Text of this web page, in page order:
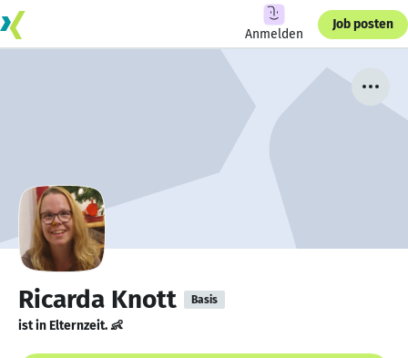
Anmelden
Job posten
Ricarda Knott Basis
ist in Elternzeit. 👶